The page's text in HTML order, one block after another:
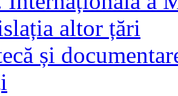
altor țări
și